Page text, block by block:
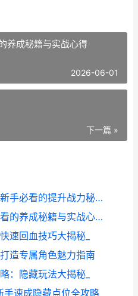
养成秘籍与实战心得
2026-06-01
下一篇 »
逆水寒木棍配件全解析：新手必看的提升战力秘籍
逆水寒攻略神将：新手必看的养成秘籍与实战心得
速回血技巧大揭秘_
造专属角色魅力指南
：隐藏玩法大揭秘_
手速成隐藏点位全攻略